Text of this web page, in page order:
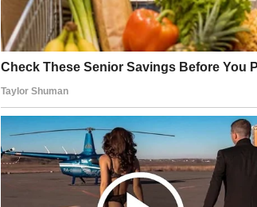
U ljubavi dolazi do istine.
Ako ste u vezi u kojoj niste dovoljno viđeni,
dolazi do tačke pucanja. Ovo su dani u
donosi odluka da se ide dalje.
Slobodni Lavovi mogu doživeti susret koji ih
snagu. Ovo je susret koji budi emocije i vraća
Posao i status